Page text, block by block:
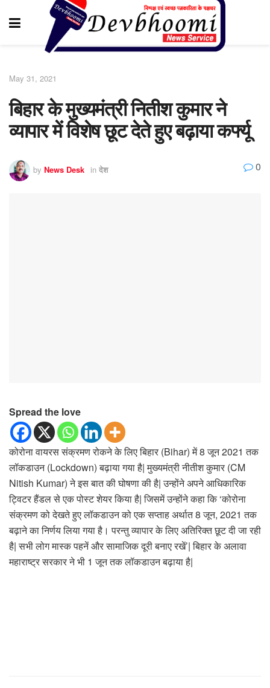
May 31, 2021
बिहार के मुख्यमंत्री नितीश कुमार ने
व्यापार में विशेष छूट देते हुए बढ़ाया कर्फ्यू
by News Desk in देश 0
Spread the love
कोरोना वायरस संक्रमण रोकने के लिए बिहार (Bihar) में 8 जून 2021 तक
लॉकडाउन (Lockdown) बढ़ाया गया है| मुख्यमंत्री नीतीश कुमार (CM
Nitish Kumar) ने इस बात की घोषणा की है| उन्होंने अपने आधिकारिक
ट्विटर हैंडल से एक पोस्ट शेयर किया है| जिसमें उन्होंने कहा कि ‘कोरोना
संक्रमण को देखते हुए लॉकडाउन को एक सप्ताह अर्थात 8 जून, 2021 तक
बढ़ाने का निर्णय लिया गया है। परन्तु व्यापार के लिए अतिरिक्त छूट दी जा रही
है| सभी लोग मास्क पहनें और सामाजिक दूरी बनाए रखें’| बिहार के अलावा
महाराष्ट्र सरकार ने भी 1 जून तक लॉकडाउन बढ़ाया है|